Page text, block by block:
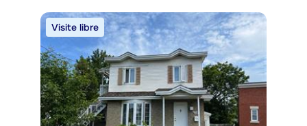
Visite libre